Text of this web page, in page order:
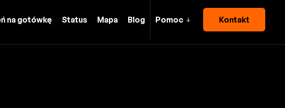
na gotówkę Status Mapa Blog Pomoc Kontakt